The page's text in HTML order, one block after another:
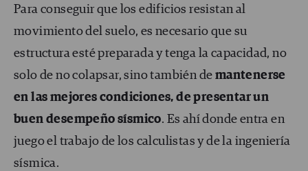
Para conseguir que los edificios resistan al
movimiento del suelo, es necesario que su
estructura esté preparada y tenga la capacidad, no
solo de no colapsar, sino también de mantenerse
en las mejores condiciones, de presentar un
buen desempeño sísmico. Es ahí donde entra en
juego el trabajo de los calculistas y de la ingeniería
sísmica.